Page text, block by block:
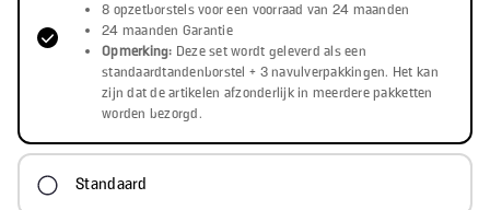
8 opzetborstels voor een voorraad van 24 maanden
24 maanden Garantie
Opmerking: Deze set wordt geleverd als een
standaardtandenborstel + 3 navulverpakkingen. Het kan
zijn dat de artikelen afzonderlijk in meerdere pakketten
worden bezorgd.
Standaard